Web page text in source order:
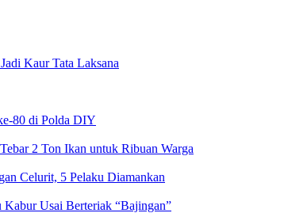
Kaur Tata Laksana
80 di Polda DIY
2 Ton Ikan untuk Ribuan Warga
Celurit, 5 Pelaku Diamankan
Kabur Usai Berteriak “Bajingan”